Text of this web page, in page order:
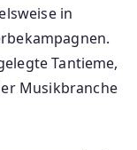
in
Tantieme,
Musikbranche